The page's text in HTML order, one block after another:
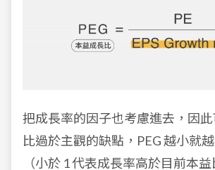
把成長率的因子也考慮進去，因
比過於主觀的缺點，PEG 越小就
（小於 1 代表成長率高於目前本